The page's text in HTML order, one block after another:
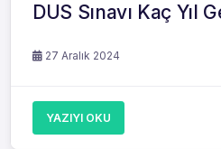
DUS Sınavı Kaç Yıl
27 Aralık 2024
YAZIYI OKU